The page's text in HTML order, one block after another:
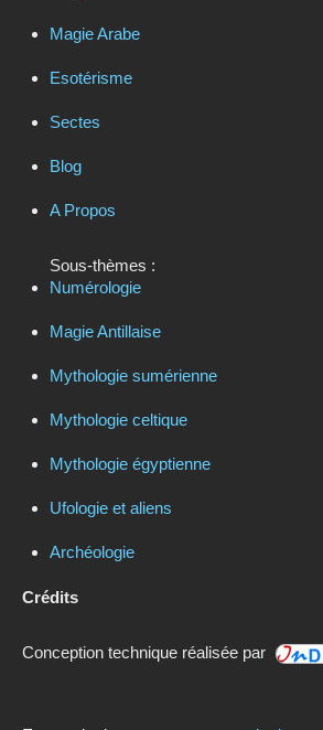
Magie Arabe
Esotérisme
Sectes
Blog
A Propos
Sous-thèmes :
Numérologie
Magie Antillaise
Mythologie sumérienne
Mythologie celtique
Mythologie égyptienne
Ufologie et aliens
Archéologie
Crédits
Conception technique réalisée par